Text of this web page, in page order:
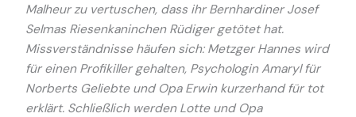
Malheur zu vertuschen, dass ihr Bernhardiner Josef
Selmas Riesenkaninchen Rüdiger getötet hat.
Missverständnisse häufen sich: Metzger Hannes wird
für einen Profikiller gehalten, Psychologin Amaryl für
Norberts Geliebte und Opa Erwin kurzerhand für tot
erklärt. Schließlich werden Lotte und Opa